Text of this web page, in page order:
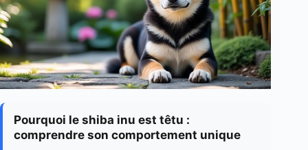
Pourquoi le shiba inu est têtu :
comprendre son comportement unique